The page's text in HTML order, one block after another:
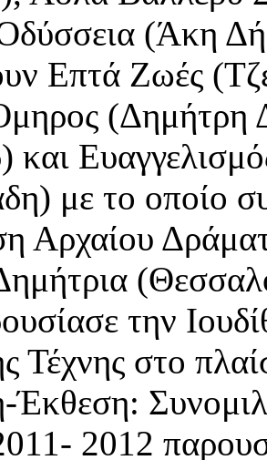
(Άκη
Επτά Ζωές
(Δημήτρη
με το οποίο
Αρχαίου
την
Τέχνης στο
Έκθεση:
2012